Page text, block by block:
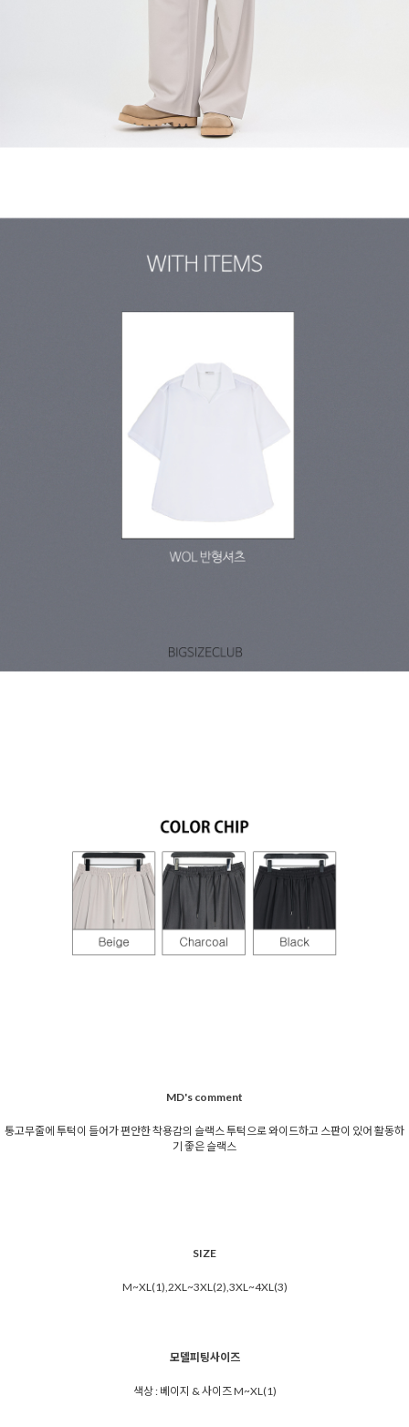
MD's comment
통고무줄에 투턱이 들어가 편안한 착용감의 슬랙스 투턱으로 와이드하고 스판이 있어 활동하
기 좋은 슬랙스
SIZE
M~XL(1),2XL~3XL(2),3XL~4XL(3)
모델피팅사이즈
색상 : 베이지 & 사이즈 M~XL(1)